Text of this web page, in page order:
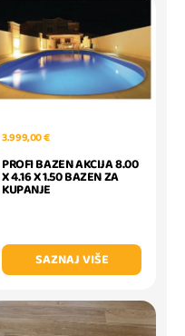
3.999,00 €
PROFI BAZEN AKCIJA 8.00
X 4.16 X 1.50 BAZEN ZA
KUPANJE
SAZNAJ VIŠE